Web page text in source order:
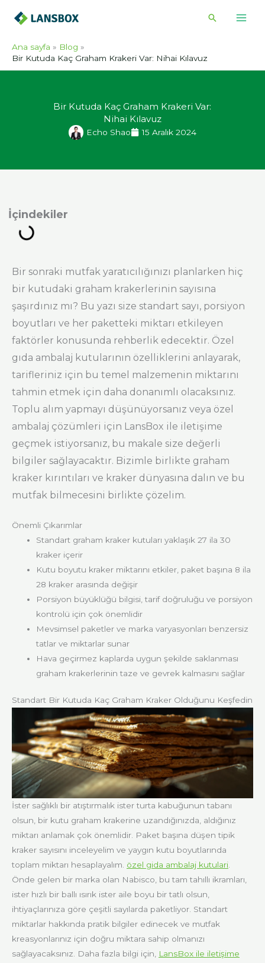
Arama
Ana sayfa
Blog
Bir Kutuda Kaç Graham Krakeri Var: Nihai Kılavuz
Bir Kutuda Kaç Graham Krakeri Var:
Nihai Kılavuz
Echo Shao 15 Aralık 2024
Bir sonraki mutfak yaratıcılığınızı planlarken hiç
bir kutudaki graham krakerlerinin sayısına
şaşırdınız mı? Bu yazı size standart sayı, porsiyon
boyutları ve her paketteki miktarı etkileyen
faktörler konusunda rehberlik edecektir. Özel
gıda ambalaj kutularının özelliklerini anlayarak,
tarifleriniz için bu temel malzemenin miktarını
tahmin etmek için daha donanımlı olacaksınız.
Toplu alım yapmayı düşünüyorsanız veya özel
ambalaj çözümleri için LansBox ile iletişime
geçmek istiyorsanız, bu makale size değerli
bilgiler sağlayacaktır. Bizimle birlikte graham
kraker kırıntıları ve kraker dünyasına dalın ve bu
mutfak bilmecesini birlikte çözelim.
Önemli Çıkarımlar
Standart graham kraker kutuları yaklaşık 27 ila 30
kraker içerir
Kutu boyutu kraker miktarını etkiler, paket başına 8 ila
28 kraker arasında değişir
Porsiyon büyüklüğü bilgisi, tarif doğruluğu ve porsiyon
kontrolü için çok önemlidir
Mevsimsel paketler ve marka varyasyonları benzersiz
tatlar ve miktarlar sunar
Hava geçirmez kaplarda uygun şekilde saklanması
graham krakerlerinin taze ve gevrek kalmasını sağlar
Standart Bir Kutuda Kaç Graham Kraker Olduğunu Keşfedin
İster sağlıklı bir atıştırmalık ister turta kabuğunun tabanı
olsun, bir kutu graham krakerine uzandığınızda, aldığınız
miktarı anlamak çok önemlidir. Paket başına düşen tipik
kraker sayısını inceleyelim ve yaygın kutu boyutlarında
toplam miktarı hesaplayalım. özel gida ambalaj kutulari.
Önde gelen bir marka olan Nabisco, bu tam tahıllı ikramları,
ister hızlı bir ballı ısırık ister aile boyu bir tatlı olsun,
ihtiyaçlarınıza göre çeşitli sayılarda paketliyor. Standart
miktarlar hakkında pratik bilgiler edinecek ve mutfak
kreasyonlarınız için doğru miktara sahip olmanızı
sağlayacaksınız. Daha fazla bilgi için, LansBox ile iletişime